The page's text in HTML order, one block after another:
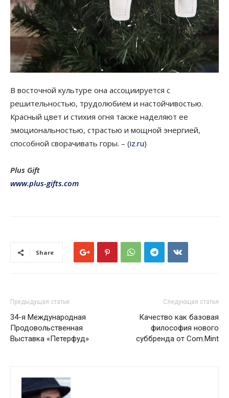
В восточной культуре она ассоциируется с
решительностью, трудолюбием и настойчивостью.
Красный цвет и стихия огня также наделяют ее
эмоциональностью, страстью и мощной энергией,
способной сворачивать горы. – (iz.ru)
Plus Gift
www.plus-gifts.com
Share
Предыдущая статья
34-я Международная
Продовольственная
Выставка «Петерфуд»
Следующая статья
Качество как базовая
философия нового
суббренда от Com.Mint